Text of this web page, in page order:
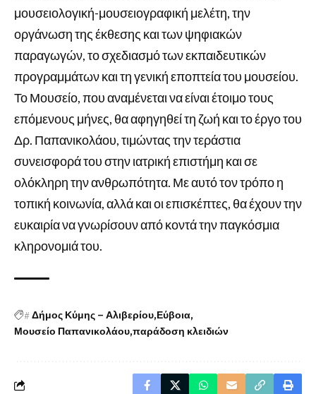
μουσειολογική-μουσειογραφική μελέτη, την
οργάνωση της έκθεσης και των ψηφιακών
παραγωγών, το σχεδιασμό των εκπαιδευτικών
προγραμμάτων και τη γενική εποπτεία του μουσείου.
Το Μουσείο, που αναμένεται να είναι έτοιμο τους
επόμενους μήνες, θα αφηγηθεί τη ζωή και το έργο του
Δρ. Παπανικολάου, τιμώντας την τεράστια
συνεισφορά του στην ιατρική επιστήμη και σε
ολόκληρη την ανθρωπότητα. Με αυτό τον τρόπο η
τοπική κοινωνία, αλλά και οι επισκέπτες, θα έχουν την
ευκαιρία να γνωρίσουν από κοντά την παγκόσμια
κληρονομιά του.
#Δήμος Κύμης – Αλιβερίου Εύβοια
Μουσείο Παπανικολάου παράδοση κλειδιών